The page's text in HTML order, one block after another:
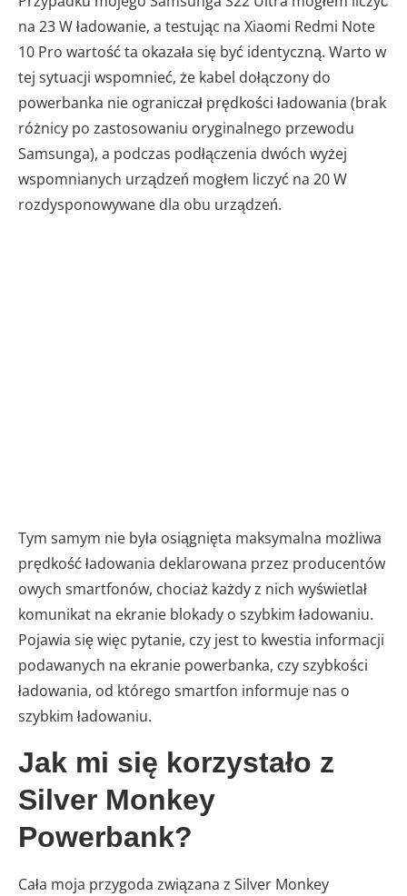
na 23 W ładowanie, a testując na Xiaomi Redmi Note
10 Pro wartość ta okazała się być identyczną. Warto w
tej sytuacji wspomnieć, że kabel dołączony do
powerbanka nie ograniczał prędkości ładowania (brak
różnicy po zastosowaniu oryginalnego przewodu
Samsunga), a podczas podłączenia dwóch wyżej
wspomnianych urządzeń mogłem liczyć na 20 W
rozdysponowywane dla obu urządzeń.
Tym samym nie była osiągnięta maksymalna możliwa
prędkość ładowania deklarowana przez producentów
owych smartfonów, chociaż każdy z nich wyświetlał
komunikat na ekranie blokady o szybkim ładowaniu.
Pojawia się więc pytanie, czy jest to kwestia informacji
podawanych na ekranie powerbanka, czy szybkości
ładowania, od którego smartfon informuje nas o
szybkim ładowaniu.
Jak mi się korzystało z
Silver Monkey
Powerbank?
Cała moja przygoda związana z Silver Monkey